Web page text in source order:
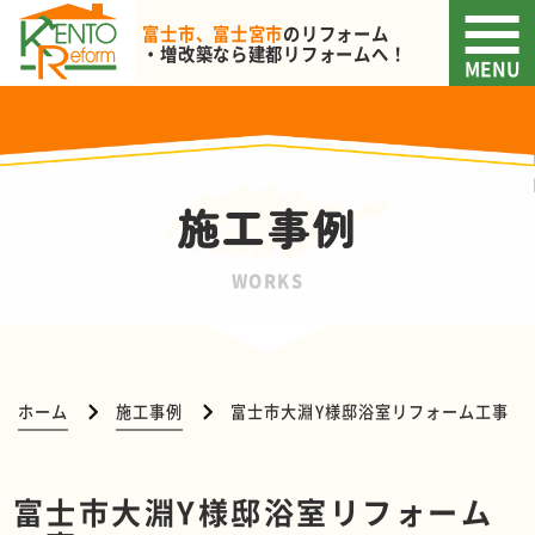
富士市、富士宮市のリフォーム
・増改築なら建都リフォームへ！
MENU
施工事例
WORKS
ホーム 施工事例 富士市大淵Y様邸浴室リフォーム工事
富士市大淵Y様邸浴室リフォーム